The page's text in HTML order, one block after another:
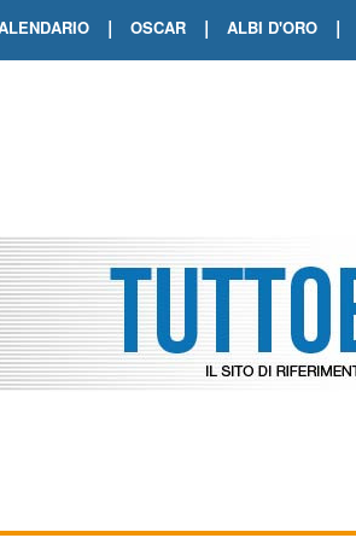
| OSCAR | ALBI D'ORO |